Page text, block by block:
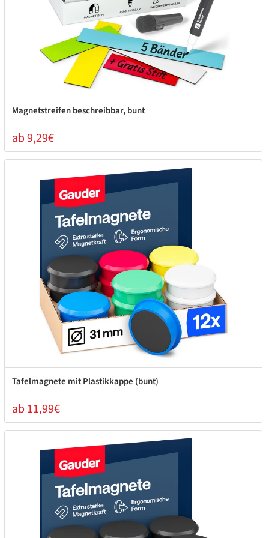
Magnetstreifen beschreibbar, bunt
ab 9,29€
Tafelmagnete mit Plastikkappe (bunt)
ab 11,99€